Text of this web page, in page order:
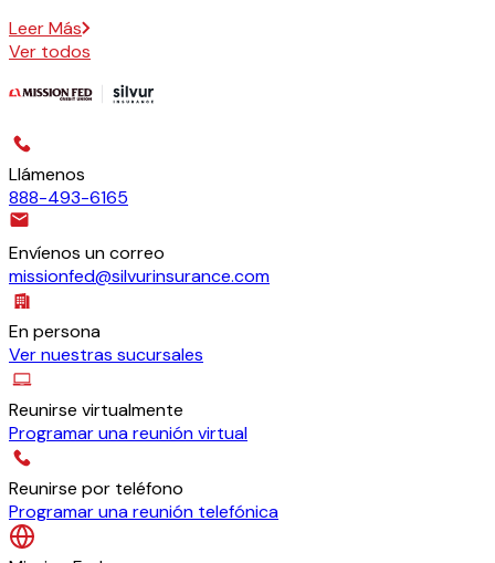
Leer Más
Ver todos
Llámenos
888-493-6165
Envíenos un correo
missionfed@silvurinsurance.com
En persona
Ver nuestras sucursales
Reunirse virtualmente
Programar una reunión virtual
Reunirse por teléfono
Programar una reunión telefónica